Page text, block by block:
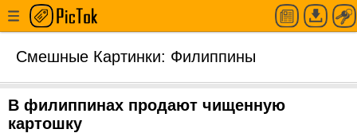
Смешные Картинки: Филиппины
В филиппинах продают чищенную
картошку